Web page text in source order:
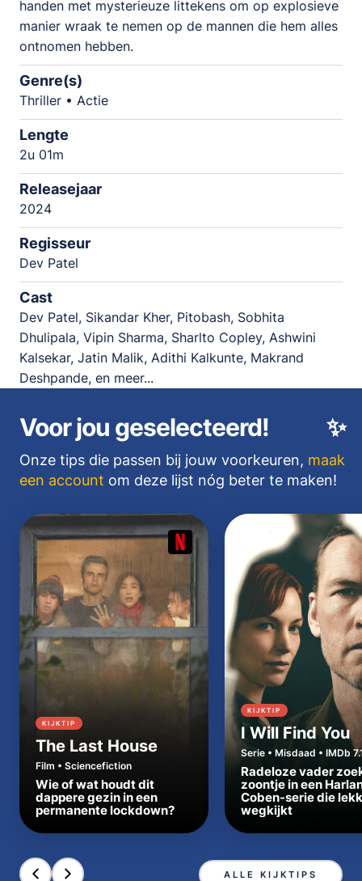
handen met mysterieuze littekens om op explosieve
manier wraak te nemen op de mannen die hem alles
ontnomen hebben.
Genre(s)
Thriller • Actie
Lengte
2u 01m
Releasejaar
2024
Regisseur
Dev Patel
Cast
Dev Patel, Sikandar Kher, Pitobash, Sobhita
Dhulipala, Vipin Sharma, Sharlto Copley, Ashwini
Kalsekar, Jatin Malik, Adithi Kalkunte, Makrand
Deshpande, en meer...
✨
Voor jou geselecteerd!
Onze tips die passen bij jouw voorkeuren, maak
een account om deze lijst nóg beter te maken!
KIJKTIP
The Last House
Film • Sciencefiction
Wie of wat houdt dit
dappere gezin in een
permanente lockdown?
KIJKTIP
I Will Find You
Serie • Misdaad • IMDb
Radeloze vader
zoontje in een
Coben-serie die
wegkijkt
ALLE KIJKTIPS